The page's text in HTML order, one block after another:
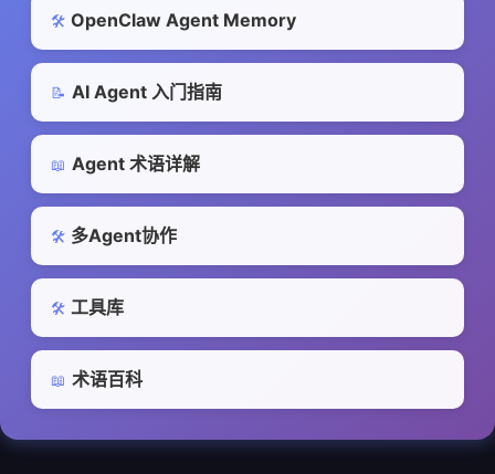
🛠️ OpenClaw Agent Memory
📝 AI Agent 入门指南
📖 Agent 术语详解
🛠️ 多Agent协作
🛠️ 工具库
📖 术语百科